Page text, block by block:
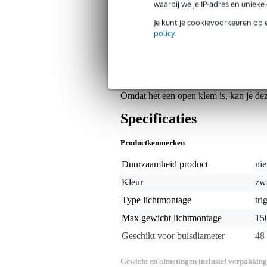
waarbij we je IP-adres en
Je kunt je cookievoorkeuren
policy.
Op dit product krijg je 3 jaar Bax Music
Deze Showtec Fast Coupler
Coupler is eenvoudig in gebruik.
lichteffect, of een andere lading die
Omdat het een open klem is, kan je
Specificaties
Productkenmerken
Duurzaamheid product
Kleur
Type lichtmontage
Max gewicht lichtmontage
Geschikt voor buisdiameter
48
Gewicht en afmetingen inclusief verpakking